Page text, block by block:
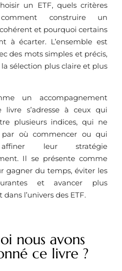
un ETF, quels critères
construire un
et pourquoi certains
à écarter. L’ensemble est
des mots simples et précis,
sélection plus claire et plus
un accompagnement
livre s’adresse à ceux qui
plusieurs indices, qui ne
par où commencer ou qui
leur stratégie
Il se présente comme
gagner du temps, éviter les
et avancer plus
l’univers des ETF.
nous avons
ce livre ?